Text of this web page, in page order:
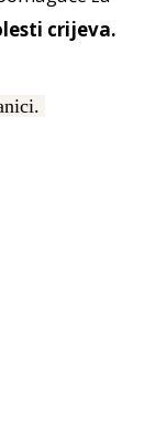
crijeva.